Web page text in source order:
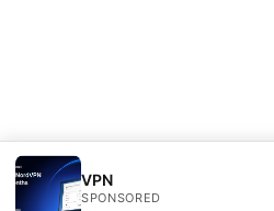
VPN
SPONSORED